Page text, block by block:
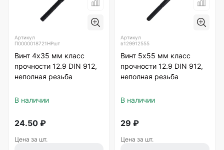
Артикул
П0000018721НРшт
Винт 4х35 мм класс
прочности 12.9 DIN 912,
неполная резьба
В наличии
24.50 ₽
Цена за шт.
Артикул
в129912555
Винт 5х55 мм класс
прочности 12.9 DIN 912,
неполная резьба
В наличии
29 ₽
Цена за шт.